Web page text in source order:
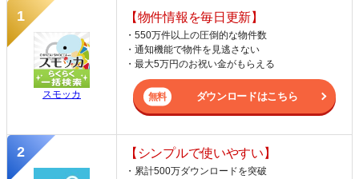
スモッカ
【物件情報を毎日更新】
・550万件以上の圧倒的な物件数
・通知機能で物件を見逃さない
・最大5万円のお祝い金がもらえる
ダウンロードはこちら
【シンプルで使いやすい】
・累計500万ダウンロードを突破